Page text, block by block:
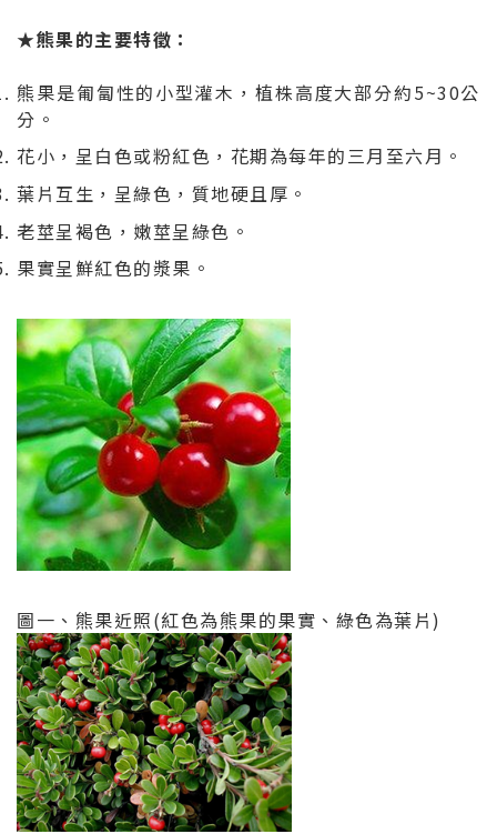
★熊果的主要特徵：
熊果是匍匐性的小型灌木，植株高度大部分約5~30公
分。
花小，呈白色或粉紅色，花期為每年的三月至六月。
葉片互生，呈綠色，質地硬且厚。
老莖呈褐色，嫩莖呈綠色。
果實呈鮮紅色的漿果。
圖一、熊果近照(紅色為熊果的果實、綠色為葉片)